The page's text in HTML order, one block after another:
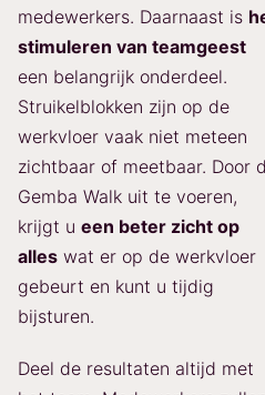
medewerkers. Daarnaast is
stimuleren van teamgeest
een belangrijk onderdeel.
Struikelblokken zijn op de
werkvloer vaak niet meteen
zichtbaar of meetbaar. Door
Gemba Walk uit te voeren,
krijgt u een beter zicht op
alles wat er op de werkvloer
gebeurt en kunt u tijdig
bijsturen.
Deel de resultaten altijd met